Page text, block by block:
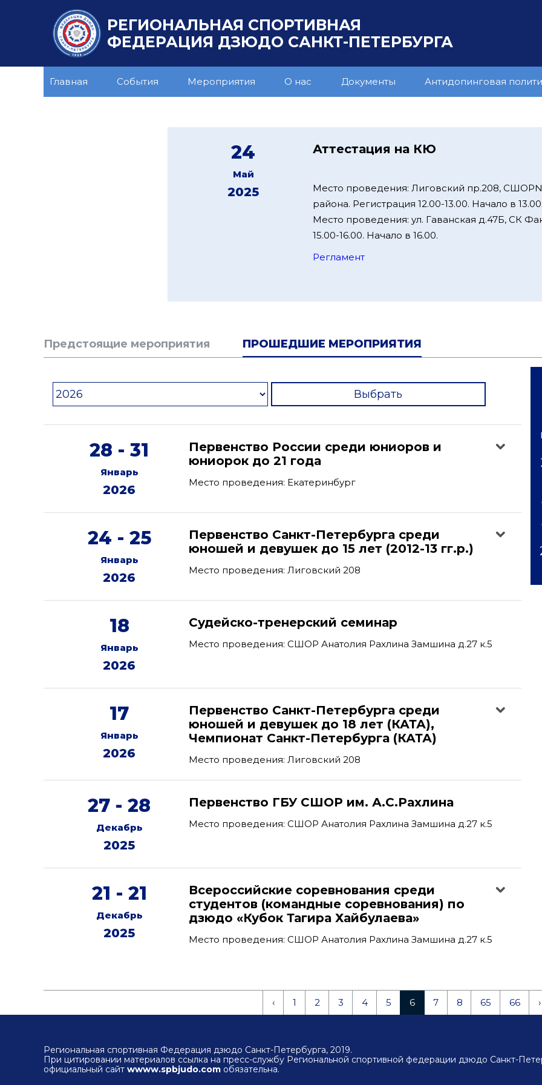
РЕГИОНАЛЬНАЯ СПОРТИВНАЯ
ФЕДЕРАЦИЯ ДЗЮДО САНКТ-ПЕТЕРБУРГА
Главная События Мероприятия О нас Документы Антидопинговая
24
Май
2025
Аттестация на КЮ
Место проведения: Лиговский пр.208,
района. Регистрация 12.00-13.00. Начало в 13.00.
Место проведения: ул. Гаванская д.47Б, СК
15.00-16.00. Начало в 16.00.
Регламент
Предстоящие мероприятия ПРОШЕДШИЕ МЕРОПРИЯТИЯ
Выбрать
28 - 31
Январь
2026
Первенство России среди юниоров и
юниорок до 21 года
Место проведения: Екатеринбург
24 - 25
Январь
2026
Первенство Санкт-Петербурга среди
юношей и девушек до 15 лет (2012-13 гг.р.)
Место проведения: Лиговский 208
18
Январь
2026
Судейско-тренерский семинар
Место проведения: СШОР Анатолия Рахлина Замшина д.27 к.5
17
Январь
2026
Первенство Санкт-Петербурга среди
юношей и девушек до 18 лет (КАТА),
Чемпионат Санкт-Петербурга (КАТА)
Место проведения: Лиговский 208
27 - 28
Декабрь
2025
Первенство ГБУ СШОР им. А.С.Рахлина
Место проведения: СШОР Анатолия Рахлина Замшина д.27 к.5
21 - 21
Декабрь
2025
Всероссийские соревнования среди
студентов (командные соревнования) по
дзюдо «Кубок Тагира Хайбулаева»
Место проведения: СШОР Анатолия Рахлина Замшина д.27 к.5
1
‹ 1 2 3 4 5 6 7 8 65 66 ›
Региональная спортивная Федерация дзюдо Санкт-Петербурга, 2019.
При цитировании материалов ссылка на пресс-службу Региональной спортивной федерации дзюдо Санкт-
официальный сайт wwww.spbjudo.com обязательна.